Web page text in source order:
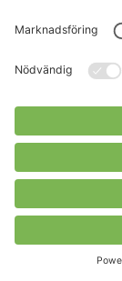
Hållbart
Syftet med
praktiken
erbjuda
att öka
Läs mer